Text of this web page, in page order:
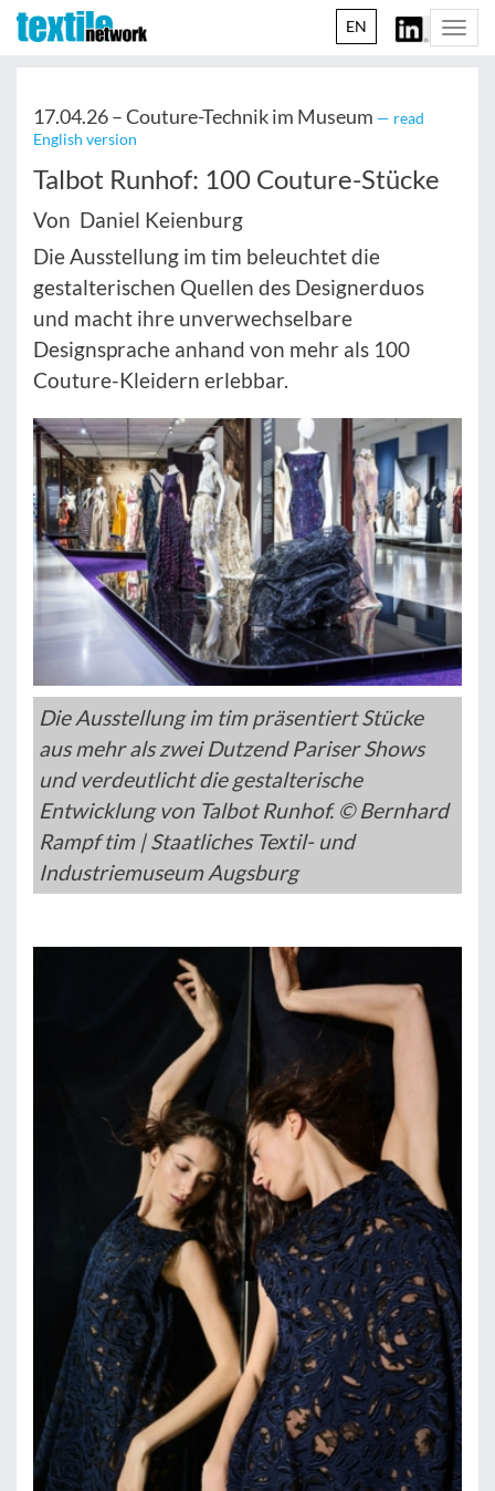
EN
17.04.26 –Couture-Technik im Museum — read
English version
Talbot Runhof: 100 Couture-Stücke
Von Daniel Keienburg
Die Ausstellung im tim beleuchtet die
gestalterischen Quellen des Designerduos
und macht ihre unverwechselbare
Designsprache anhand von mehr als 100
Couture-Kleidern erlebbar.
Die Ausstellung im tim präsentiert Stücke
aus mehr als zwei Dutzend Pariser Shows
und verdeutlicht die gestalterische
Entwicklung von Talbot Runhof. © Bernhard
Rampf tim | Staatliches Textil- und
Industriemuseum Augsburg